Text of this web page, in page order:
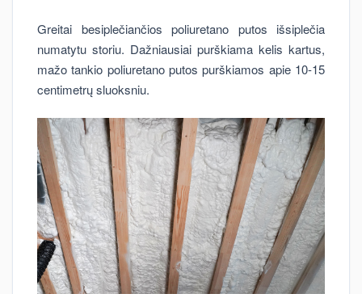
Greitai besiplečiančios poliuretano putos išsiplečia
numatytu storiu. Dažniausiai purškiama kelis kartus,
mažo tankio poliuretano putos purškiamos apie 10-15
centimetrų sluoksniu.